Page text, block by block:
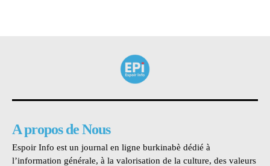
A propos de Nous
Espoir Info est un journal en ligne burkinabè dédié à
l’information générale, à la valorisation de la culture, des valeurs